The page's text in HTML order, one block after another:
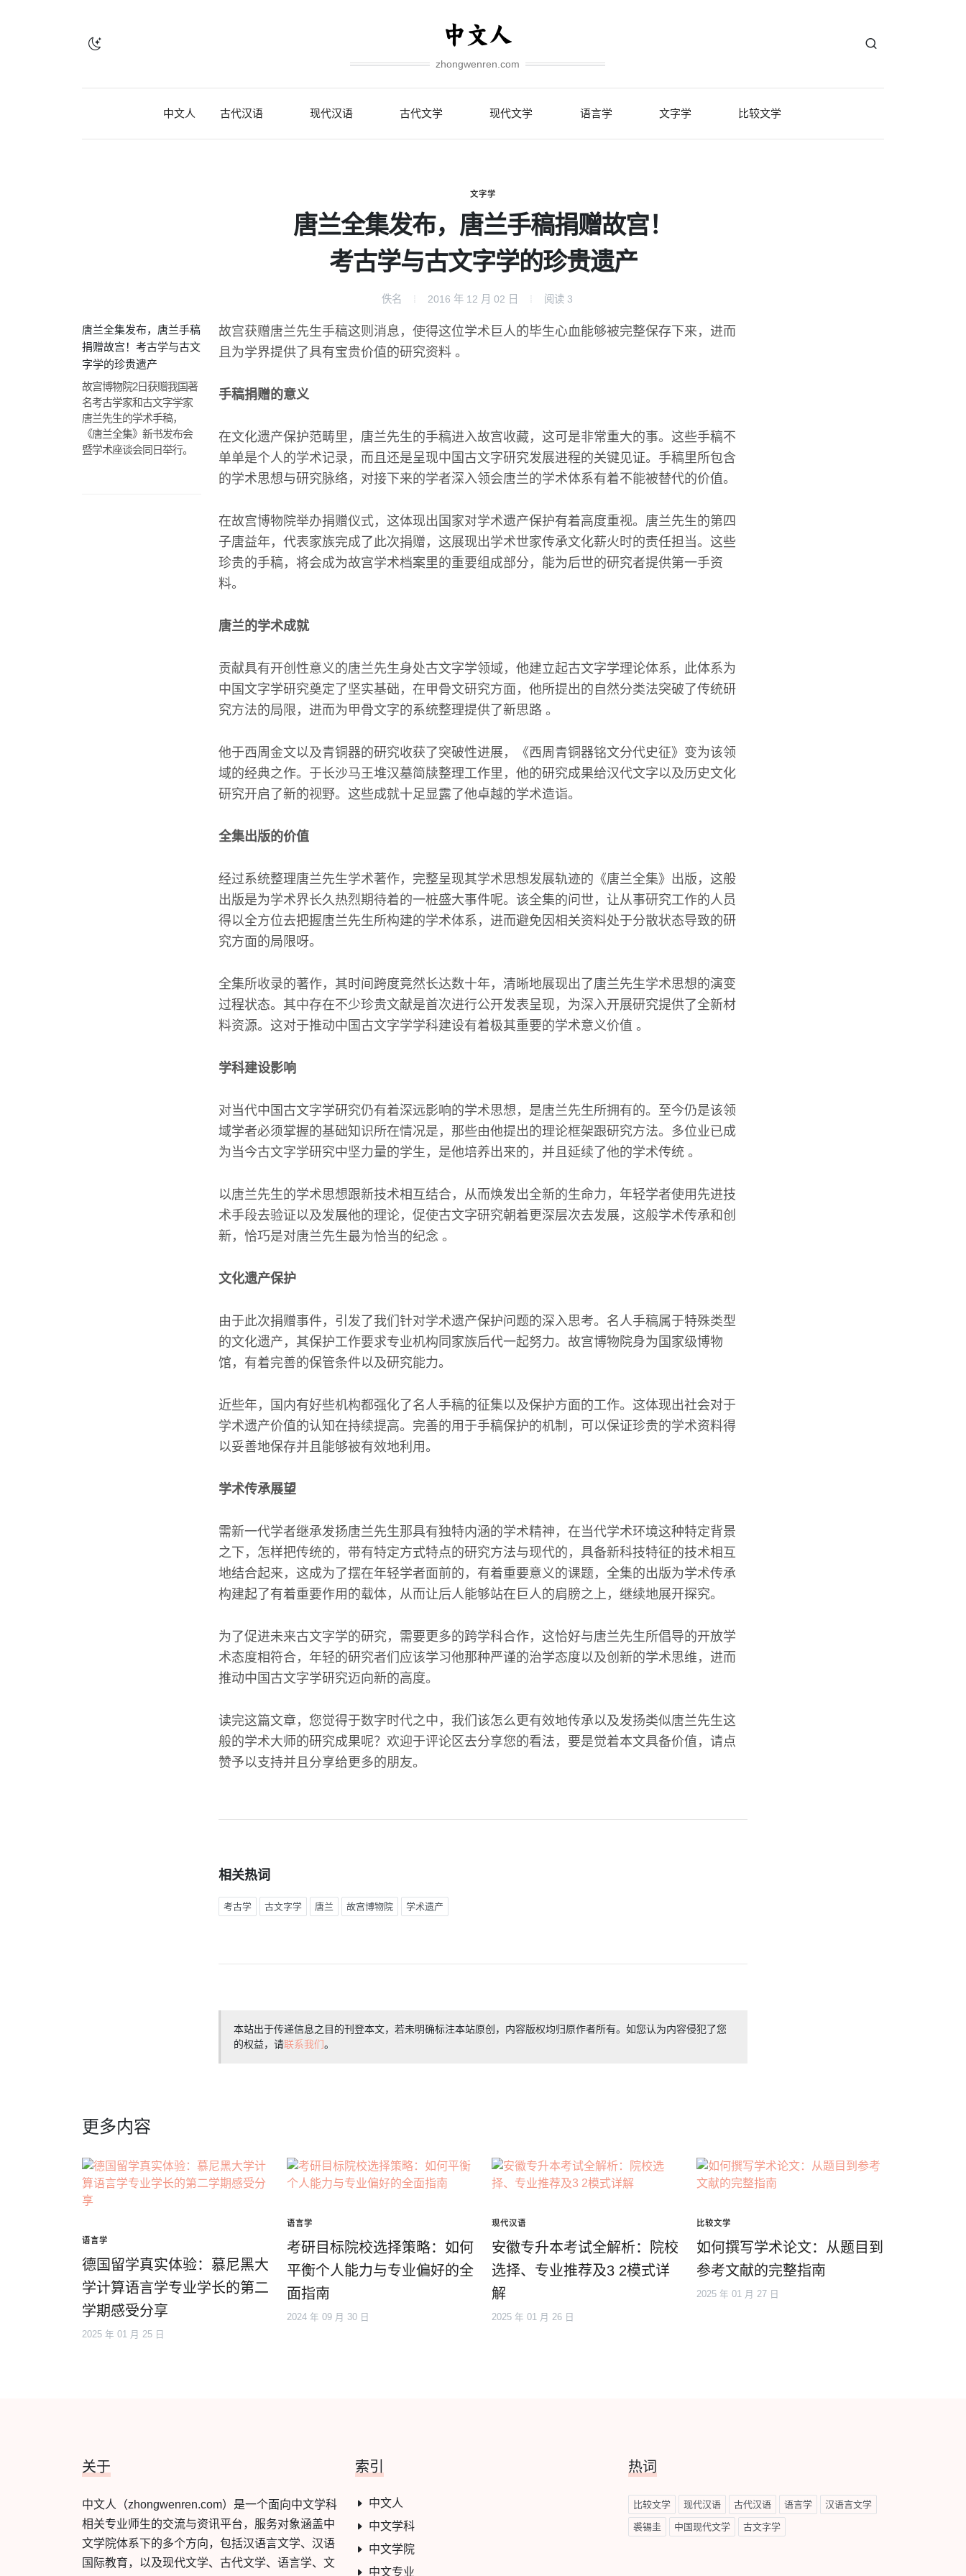
zhongwenren.com
中文人 古代汉语 现代汉语 古代文学 现代文学 语言学 文字学 比较文学
文字学
唐兰全集发布，唐兰手稿捐赠故宫！
考古学与古文字学的珍贵遗产
佚名 2016 年 12 月 02 日 阅读 3
唐兰全集发布，唐兰手稿
捐赠故宫！考古学与古文
字学的珍贵遗产
故宫博物院2日获赠我国著
名考古学家和古文字学家
唐兰先生的学术手稿，
《唐兰全集》新书发布会
暨学术座谈会同日举行。
故宫获赠唐兰先生手稿这则消息，使得这位学术巨人的毕生心血能够被完整保存下来，进而
且为学界提供了具有宝贵价值的研究资料 。
手稿捐赠的意义
在文化遗产保护范畴里，唐兰先生的手稿进入故宫收藏，这可是非常重大的事。这些手稿不
单单是个人的学术记录，而且还是呈现中国古文字研究发展进程的关键见证。手稿里所包含
的学术思想与研究脉络，对接下来的学者深入领会唐兰的学术体系有着不能被替代的价值。
在故宫博物院举办捐赠仪式，这体现出国家对学术遗产保护有着高度重视。唐兰先生的第四
子唐益年，代表家族完成了此次捐赠，这展现出学术世家传承文化薪火时的责任担当。这些
珍贵的手稿，将会成为故宫学术档案里的重要组成部分，能为后世的研究者提供第一手资
料。
唐兰的学术成就
贡献具有开创性意义的唐兰先生身处古文字学领域，他建立起古文字学理论体系，此体系为
中国文字学研究奠定了坚实基础，在甲骨文研究方面，他所提出的自然分类法突破了传统研
究方法的局限，进而为甲骨文字的系统整理提供了新思路 。
他于西周金文以及青铜器的研究收获了突破性进展，《西周青铜器铭文分代史征》变为该领
域的经典之作。于长沙马王堆汉墓简牍整理工作里，他的研究成果给汉代文字以及历史文化
研究开启了新的视野。这些成就十足显露了他卓越的学术造诣。
全集出版的价值
经过系统整理唐兰先生学术著作，完整呈现其学术思想发展轨迹的《唐兰全集》出版，这般
出版是为学术界长久热烈期待着的一桩盛大事件呢。该全集的问世，让从事研究工作的人员
得以全方位去把握唐兰先生所构建的学术体系，进而避免因相关资料处于分散状态导致的研
究方面的局限呀。
全集所收录的著作，其时间跨度竟然长达数十年，清晰地展现出了唐兰先生学术思想的演变
过程状态。其中存在不少珍贵文献是首次进行公开发表呈现，为深入开展研究提供了全新材
料资源。这对于推动中国古文字学学科建设有着极其重要的学术意义价值 。
学科建设影响
对当代中国古文字学研究仍有着深远影响的学术思想，是唐兰先生所拥有的。至今仍是该领
域学者必须掌握的基础知识所在情况是，那些由他提出的理论框架跟研究方法。多位业已成
为当今古文字学研究中坚力量的学生，是他培养出来的，并且延续了他的学术传统 。
以唐兰先生的学术思想跟新技术相互结合，从而焕发出全新的生命力，年轻学者使用先进技
术手段去验证以及发展他的理论，促使古文字研究朝着更深层次去发展，这般学术传承和创
新，恰巧是对唐兰先生最为恰当的纪念 。
文化遗产保护
由于此次捐赠事件，引发了我们针对学术遗产保护问题的深入思考。名人手稿属于特殊类型
的文化遗产，其保护工作要求专业机构同家族后代一起努力。故宫博物院身为国家级博物
馆，有着完善的保管条件以及研究能力。
近些年，国内有好些机构都强化了名人手稿的征集以及保护方面的工作。这体现出社会对于
学术遗产价值的认知在持续提高。完善的用于手稿保护的机制，可以保证珍贵的学术资料得
以妥善地保存并且能够被有效地利用。
学术传承展望
需新一代学者继承发扬唐兰先生那具有独特内涵的学术精神，在当代学术环境这种特定背景
之下，怎样把传统的，带有特定方式特点的研究方法与现代的，具备新科技特征的技术相互
地结合起来，这成为了摆在年轻学者面前的，有着重要意义的课题，全集的出版为学术传承
构建起了有着重要作用的载体，从而让后人能够站在巨人的肩膀之上，继续地展开探究。
为了促进未来古文字学的研究，需要更多的跨学科合作，这恰好与唐兰先生所倡导的开放学
术态度相符合，年轻的研究者们应该学习他那种严谨的治学态度以及创新的学术思维，进而
推动中国古文字学研究迈向新的高度。
读完这篇文章，您觉得于数字时代之中，我们该怎么更有效地传承以及发扬类似唐兰先生这
般的学术大师的研究成果呢？欢迎于评论区去分享您的看法，要是觉着本文具备价值，请点
赞予以支持并且分享给更多的朋友。
相关热词
考古学 古文字学 唐兰 故宫博物院 学术遗产
本站出于传递信息之目的刊登本文，若未明确标注本站原创，内容版权均归原作者所有。如您认为内容侵犯了您
的权益，请联系我们。
更多内容
语言学
德国留学真实体验：慕尼黑大
学计算语言学专业学长的第二
学期感受分享
2025 年 01 月 25 日
语言学
考研目标院校选择策略：如何
平衡个人能力与专业偏好的全
面指南
2024 年 09 月 30 日
现代汉语
安徽专升本考试全解析：院校
选择、专业推荐及3 2模式详
解
2025 年 01 月 26 日
比较文学
如何撰写学术论文：从题目到
参考文献的完整指南
2025 年 01 月 27 日
关于
中文人（zhongwenren.com）是一个面向中文学科
相关专业师生的交流与资讯平台，服务对象涵盖中
文学院体系下的多个方向，包括汉语言文学、汉语
国际教育，以及现代文学、古代文学、语言学、文
索引
中文人
中文学科
中文学院
中文专业
热词
比较文学 现代汉语 古代汉语 语言学 汉语言文学
裘锡圭 中国现代文学 古文字学